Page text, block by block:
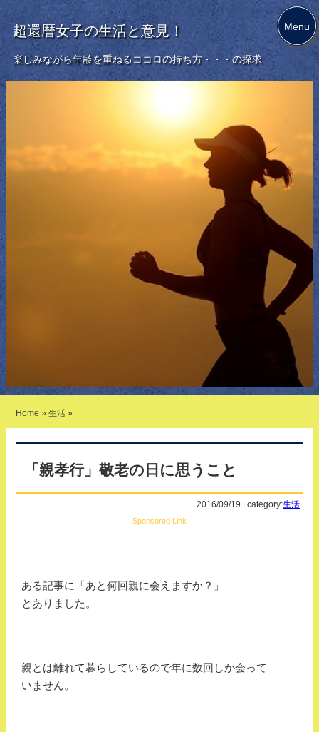
超還暦女子の生活と意見！
楽しみながら年齢を重ねるココロの持ち方・・・の探求
Home » 生活 »
「親孝行」敬老の日に思うこと
2016/09/19 | category:生活
Sponsored Link
ある記事に「あと何回親に会えますか？」
とありました。
親とは離れて暮らしているので年に数回しか会って
いません。
Menu